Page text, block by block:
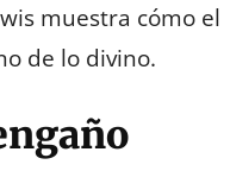
muestra cómo el
de lo divino.